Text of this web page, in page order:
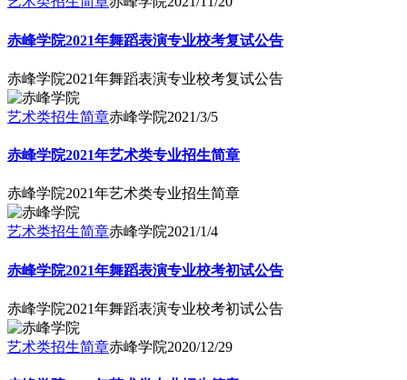
赤峰学院2021年舞蹈表演专业校考复试公告
赤峰学院2021年舞蹈表演专业校考复试公告
艺术类招生简章赤峰学院2021/3/5
赤峰学院2021年艺术类专业招生简章
赤峰学院2021年艺术类专业招生简章
艺术类招生简章赤峰学院2021/1/4
赤峰学院2021年舞蹈表演专业校考初试公告
赤峰学院2021年舞蹈表演专业校考初试公告
艺术类招生简章赤峰学院2020/12/29